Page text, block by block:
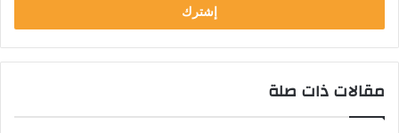
ب
ر
د
ا
مقالات ذات صلة